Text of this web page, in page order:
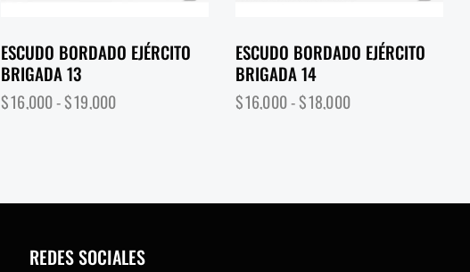
ESCUDO BORDADO EJÉRCITO
BRIGADA 13
$16,000-$19,000
ESCUDO BORDADO EJÉRCITO
BRIGADA 14
$16,000-$18,000
REDES SOCIALES